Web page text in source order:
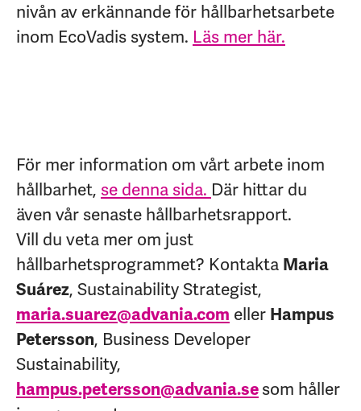
nivån av erkännande för hållbarhetsarbete
inom EcoVadis system. Läs mer här.
För mer information om vårt arbete inom
hållbarhet, se denna sida. Där hittar du
även vår senaste hållbarhetsrapport.
Vill du veta mer om just
hållbarhetsprogrammet? Kontakta Maria
Suárez, Sustainability Strategist,
maria.suarez@advania.com eller Hampus
Petersson, Business Developer
Sustainability,
hampus.petersson@advania.sesom håller